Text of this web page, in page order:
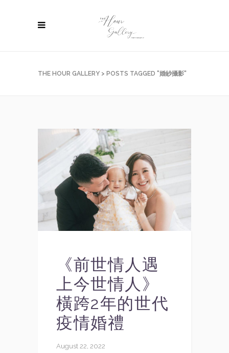
THE HOUR GALLERY > POSTS TAGGED "婚紗攝影"
《前世情人遇
上今世情人》
橫跨2年的世代
疫情婚禮
August 22, 2022